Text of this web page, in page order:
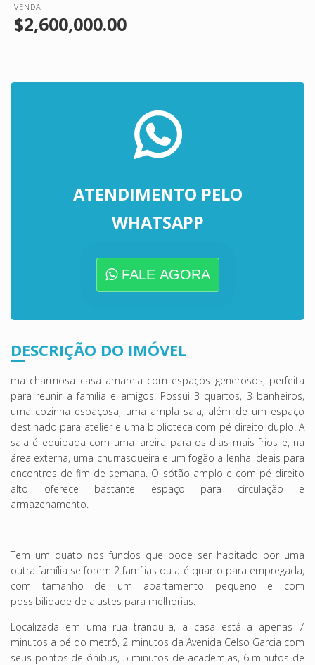
VENDA
$2,600,000.00
ATENDIMENTO PELO
WHATSAPP
FALE AGORA
DESCRIÇÃO DO IMÓVEL
ma charmosa casa amarela com espaços generosos, perfeita
para reunir a família e amigos. Possui 3 quartos, 3 banheiros,
uma cozinha espaçosa, uma ampla sala, além de um espaço
destinado para atelier e uma biblioteca com pé direito duplo. A
sala é equipada com uma lareira para os dias mais frios e, na
área externa, uma churrasqueira e um fogão a lenha ideais para
encontros de fim de semana. O sótão amplo e com pé direito
alto oferece bastante espaço para circulação e
armazenamento.
Tem um quato nos fundos que pode ser habitado por uma
outra família se forem 2 famílias ou até quarto para empregada,
com tamanho de um apartamento pequeno e com
possibilidade de ajustes para melhorias.
Localizada em uma rua tranquila, a casa está a apenas 7
minutos a pé do metrô, 2 minutos da Avenida Celso Garcia com
seus pontos de ônibus, 5 minutos de academias, 6 minutos de